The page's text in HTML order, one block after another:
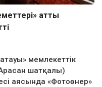
атты
мемлекеттік
шатқалы)
аясында «Фотоөнер»